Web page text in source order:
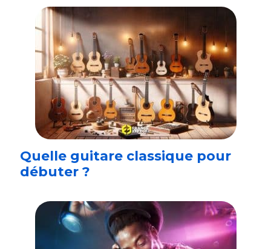
Quelle guitare classique pour
débuter ?